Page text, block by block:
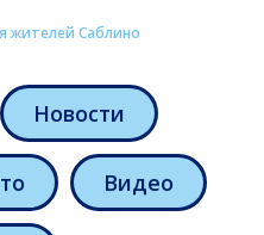
жителей Саблино
Новости
Видео